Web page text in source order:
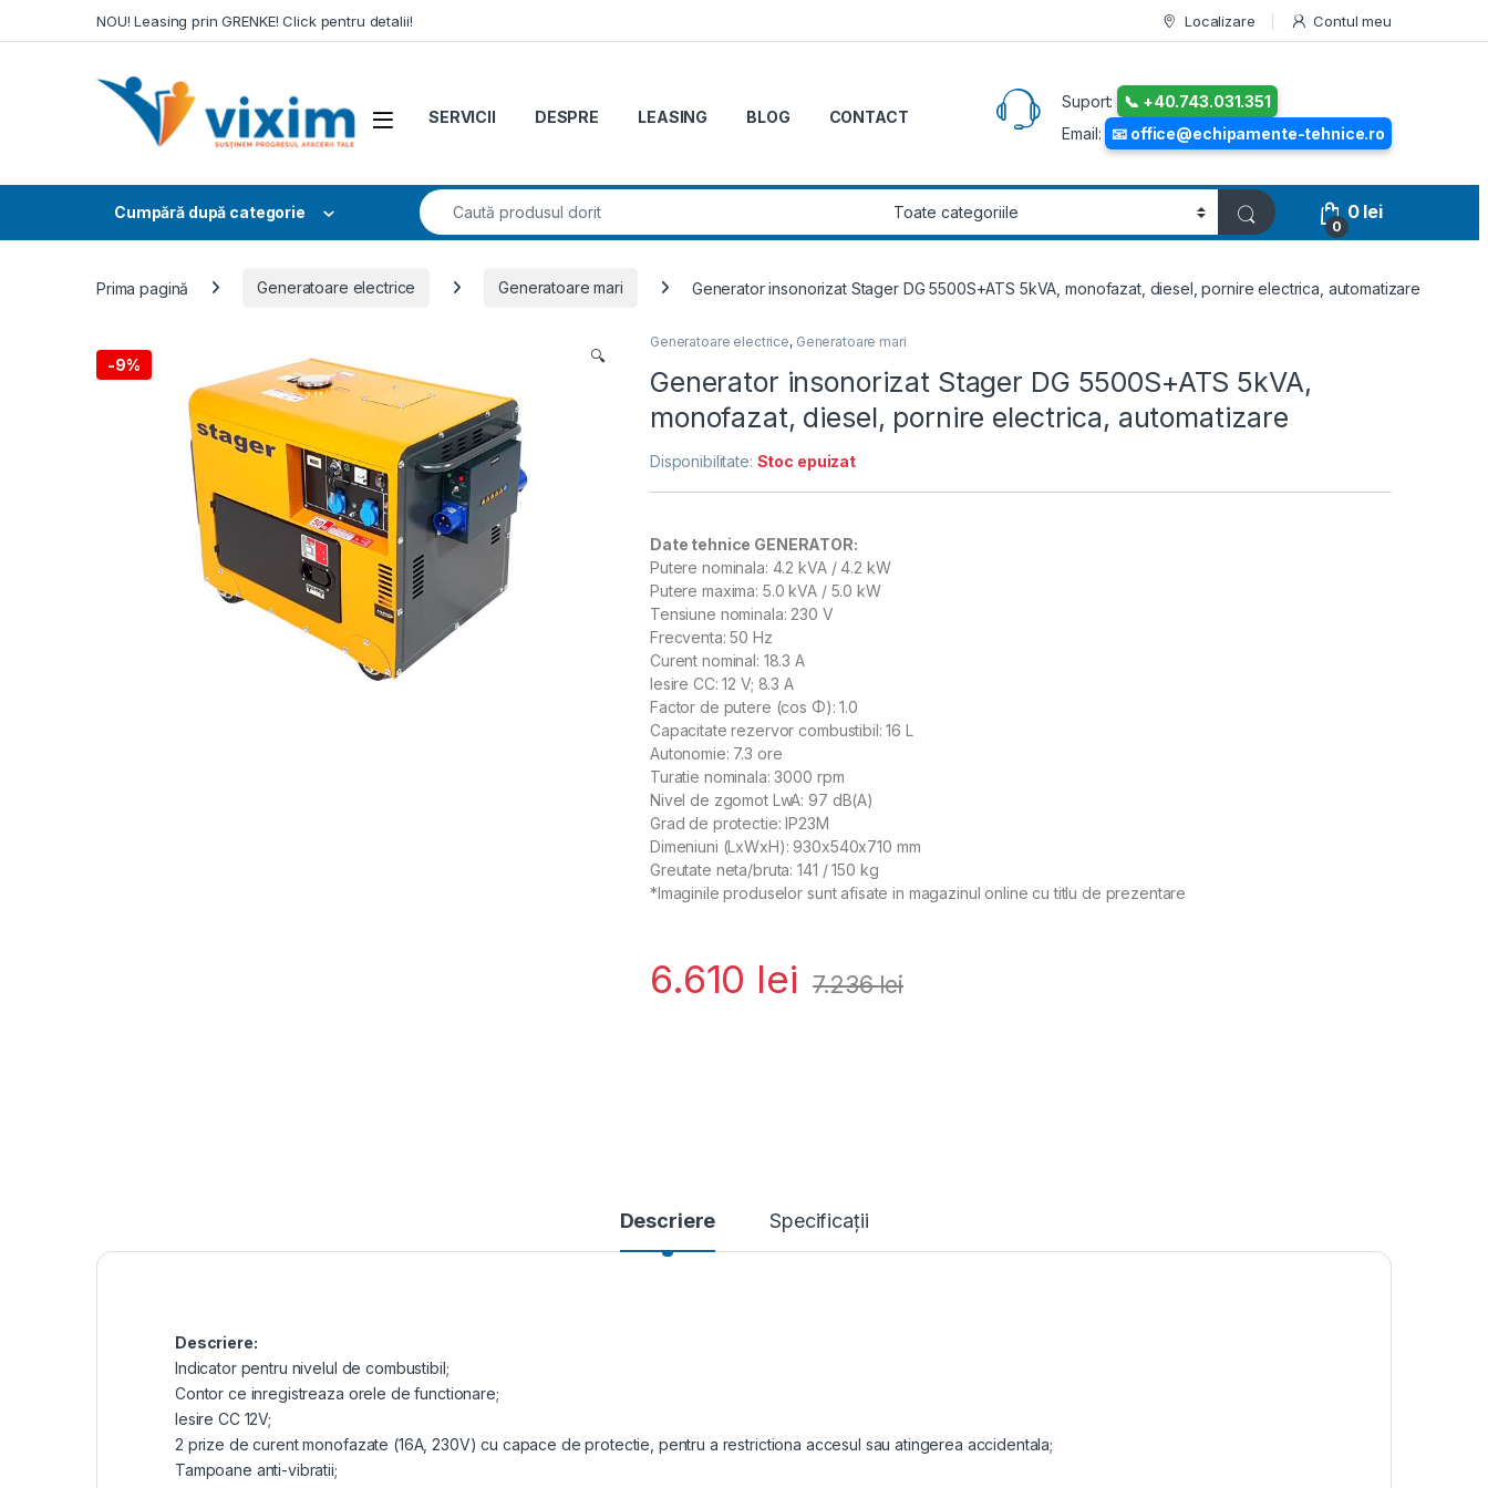
NOU! Leasing prin GRENKE! Click pentru detalii! Localizare Contul meu
SERVICII DESPRE LEASING BLOG CONTACT
Suport:
📞 +40.743.031.351
Email:
📧 office@echipamente-tehnice.ro
Cumpără după categorie
Search for:
0
0 lei
Prima pagină Generatoare electrice Generatoare mari Generator insonorizat Stager DG 5500S+ATS 5kVA, monofazat, diesel, pornire electrica, automatizare
-9% 🔍
Generatoare electrice, Generatoare mari
Generator insonorizat Stager DG 5500S+ATS 5kVA,
monofazat, diesel, pornire electrica, automatizare
Disponibilitate: Stoc epuizat
Date tehnice GENERATOR:
Putere nominala: 4.2 kVA / 4.2 kW
Putere maxima: 5.0 kVA / 5.0 kW
Tensiune nominala: 230 V
Frecventa: 50 Hz
Curent nominal: 18.3 A
Iesire CC: 12 V; 8.3 A
Factor de putere (cos Φ): 1.0
Capacitate rezervor combustibil: 16 L
Autonomie: 7.3 ore
Turatie nominala: 3000 rpm
Nivel de zgomot LwA: 97 dB(A)
Grad de protectie: IP23M
Dimeniuni (LxWxH): 930x540x710 mm
Greutate neta/bruta: 141 / 150 kg
*Imaginile produselor sunt afisate in magazinul online cu titlu de prezentare
6.610 lei 7.236lei
Descriere Specificații
Descriere:
Indicator pentru nivelul de combustibil;
Contor ce inregistreaza orele de functionare;
Iesire CC 12V;
2 prize de curent monofazate (16A, 230V) cu capace de protectie, pentru a restrictiona accesul sau atingerea accidentala;
Tampoane anti-vibratii;